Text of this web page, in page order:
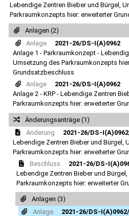
Lebendige Zentren Bieber und Bürgel,
Parkraumkonzepts hier: erweiterter
Anlagen (2)
Anlage
2021-26/DS-I(A)0962
Anlage 1 - Parkraumkonzept -
Umsetzung des Parkraumkonzepts
Grundsatzbeschluss
Anlage
2021-26/DS-I(A)0962
Anlage 2 - KRP - Lebendige Zentren
Parkraumkonzepts hier: erweiterter
Änderungsanträge (1)
Änderung
2021-26/DS-
Lebendige Zentren Bieber und Bürgel,
Parkraumkonzepts hier: erweiterter
Beschluss
2021-26/DS-
Lebendige Zentren Bieber und
Parkraumkonzepts hier: erweiterter
Anlagen (3)
Anlage
2021-26/DS-